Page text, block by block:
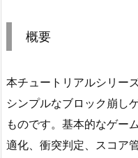
次
3.
お
知
概要
本チュートリアルシリー
シンプルなブロック崩し
ものです。基本的なゲー
適化、衝突判定、スコア